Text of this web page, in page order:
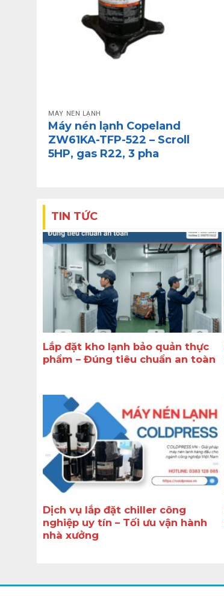
MÁY NÉN LẠNH
Máy nén lạnh Copeland
ZW61KA-TFP-522 – Scroll
5HP, gas R22, 3 pha
TIN TỨC
Lắp đặt kho lạnh bảo quản thực
phẩm – Đúng tiêu chuẩn an toàn
Dịch vụ lắp đặt chiller công
nghiệp uy tín – Tối ưu vận hành
nhà xưởng